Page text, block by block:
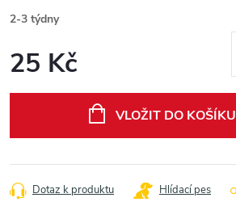
2-3 týdny
25 Kč
VLOŽIT DO KOŠÍKU
Dotaz k produktu Hlídací pes